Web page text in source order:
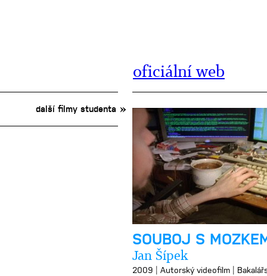
oficiální web
další filmy studenta
SOUBOJ S
Jan Šípek
2009 | Autorský videofilm |